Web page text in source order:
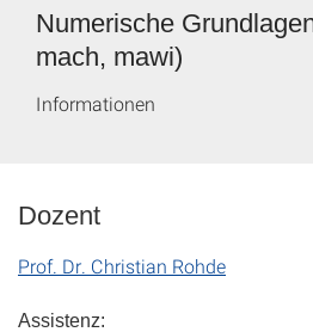
Numerische
mach, mawi)
Informationen
Dozent
Prof. Dr. Christian Rohde
Assistenz: